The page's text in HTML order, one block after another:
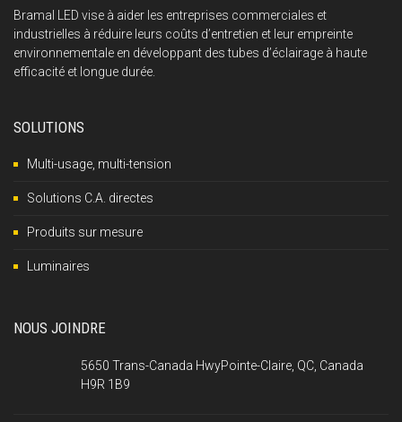
Bramal LED vise à aider les entreprises commerciales et
industrielles à réduire leurs coûts d’entretien et leur empreinte
environnementale en développant des tubes d’éclairage à haute
efficacité et longue durée.
SOLUTIONS
Multi-usage, multi-tension
Solutions C.A. directes
Produits sur mesure
Luminaires
NOUS JOINDRE
5650 Trans-Canada HwyPointe-Claire, QC, Canada
H9R 1B9